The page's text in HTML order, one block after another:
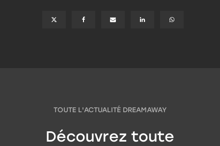
TOUTE L'ACTUALITÉ DREAMAWAY
Découvrez toute